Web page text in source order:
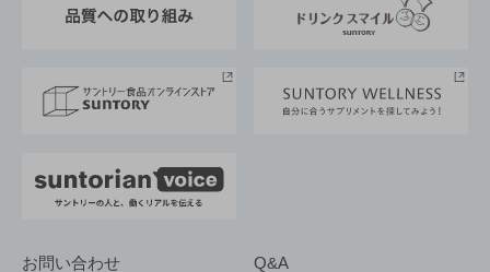
採用情報
お問い合わせ Q&A